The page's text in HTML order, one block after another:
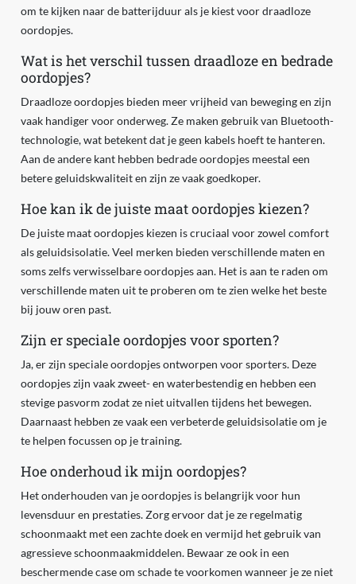
om te kijken naar de batterijduur als je kiest voor draadloze
oordopjes.
Wat is het verschil tussen draadloze en bedrade
oordopjes?
Draadloze oordopjes bieden meer vrijheid van beweging en zijn
vaak handiger voor onderweg. Ze maken gebruik van Bluetooth-
technologie, wat betekent dat je geen kabels hoeft te hanteren.
Aan de andere kant hebben bedrade oordopjes meestal een
betere geluidskwaliteit en zijn ze vaak goedkoper.
Hoe kan ik de juiste maat oordopjes kiezen?
De juiste maat oordopjes kiezen is cruciaal voor zowel comfort
als geluidsisolatie. Veel merken bieden verschillende maten en
soms zelfs verwisselbare oordopjes aan. Het is aan te raden om
verschillende maten uit te proberen om te zien welke het beste
bij jouw oren past.
Zijn er speciale oordopjes voor sporten?
Ja, er zijn speciale oordopjes ontworpen voor sporters. Deze
oordopjes zijn vaak zweet- en waterbestendig en hebben een
stevige pasvorm zodat ze niet uitvallen tijdens het bewegen.
Daarnaast hebben ze vaak een verbeterde geluidsisolatie om je
te helpen focussen op je training.
Hoe onderhoud ik mijn oordopjes?
Het onderhouden van je oordopjes is belangrijk voor hun
levensduur en prestaties. Zorg ervoor dat je ze regelmatig
schoonmaakt met een zachte doek en vermijd het gebruik van
agressieve schoonmaakmiddelen. Bewaar ze ook in een
beschermende case om schade te voorkomen wanneer je ze niet